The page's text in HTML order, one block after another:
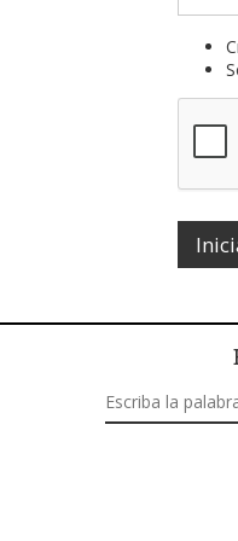
Buscar en este